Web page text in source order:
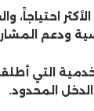
احتياجاً،
ودعم
التي
المحدود.